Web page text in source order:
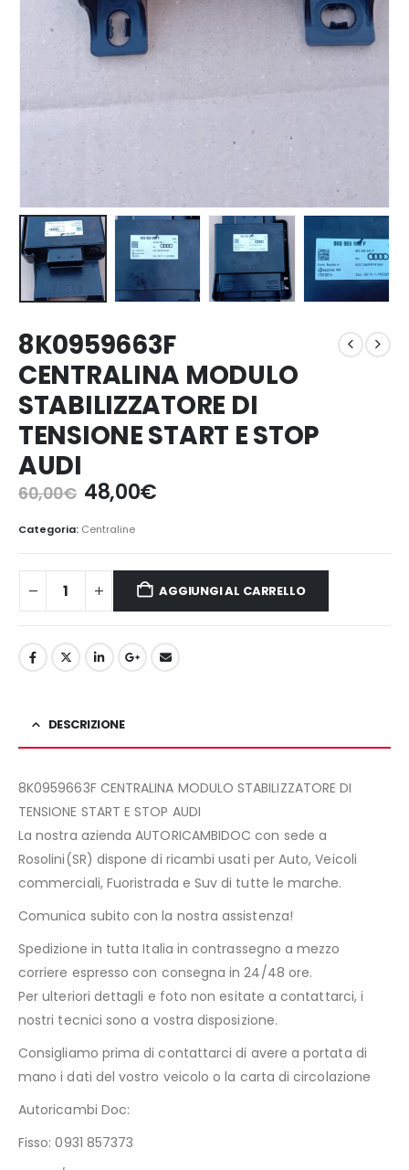
8K0959663F
CENTRALINA MODULO
STABILIZZATORE DI
TENSIONE START E STOP
AUDI
60,00€ Il
prezzo
originale
era:
60,00€.
48,00€Il
è:
48,00€.
Categoria: Centraline
AGGIUNGI AL CARRELLO
DESCRIZIONE
8K0959663F CENTRALINA MODULO STABILIZZATORE DI
TENSIONE START E STOP AUDI
La nostra azienda AUTORICAMBIDOC con sede a
Rosolini(SR) dispone di ricambi usati per Auto, Veicoli
commerciali, Fuoristrada e Suv di tutte le marche.
Comunica subito con la nostra assistenza!
Spedizione in tutta Italia in contrassegno a mezzo
corriere espresso con consegna in 24/48 ore.
Per ulteriori dettagli e foto non esitate a contattarci, i
nostri tecnici sono a vostra disposizione.
Consigliamo prima di contattarci di avere a portata di
mano i dati del vostro veicolo o la carta di circolazione
Autoricambi Doc:
Fisso: 0931 857373